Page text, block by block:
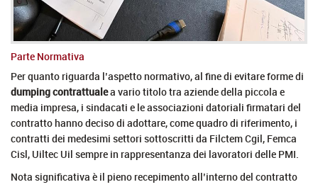
Parte Normativa
Per quanto riguarda l’aspetto normativo, al fine di evitare forme di
dumping contrattualea vario titolo tra aziende della piccola e
media impresa, i sindacati e le associazioni datoriali firmatari del
contratto hanno deciso di adottare, come quadro di riferimento, i
contratti dei medesimi settori sottoscritti da Filctem Cgil, Femca
Cisl, Uiltec Uil sempre in rappresentanza dei lavoratori delle PMI.
Nota significativa è il pieno recepimento all’interno del contratto